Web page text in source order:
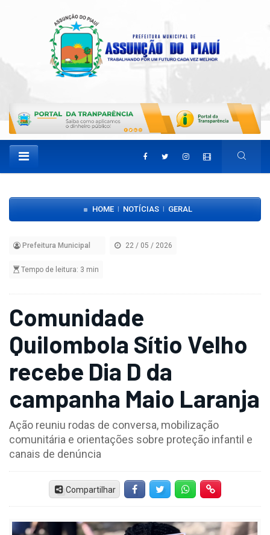
HOME NOTÍCIAS GERAL
Prefeitura Municipal 22 / 05 / 2026
Tempo de leitura: 3 min
Comunidade
Quilombola Sítio Velho
recebe Dia D da
campanha Maio Laranja
Ação reuniu rodas de conversa, mobilização
comunitária e orientações sobre proteção infantil e
canais de denúncia
Compartilhar FacebookTwitter Whatsapp